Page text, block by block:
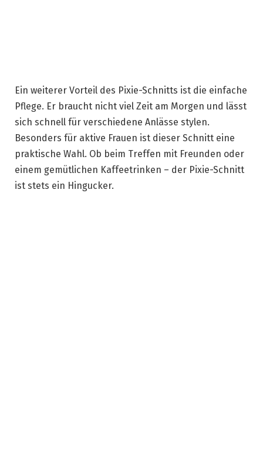
Ein weiterer Vorteil des Pixie-Schnitts ist die einfache
Pflege. Er braucht nicht viel Zeit am Morgen und lässt
sich schnell für verschiedene Anlässe stylen.
Besonders für aktive Frauen ist dieser Schnitt eine
praktische Wahl. Ob beim Treffen mit Freunden oder
einem gemütlichen Kaffeetrinken – der Pixie-Schnitt
ist stets ein Hingucker.